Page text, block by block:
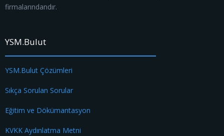
firmalarındandır.
YSM.Bulut
YSM.Bulut Çözümleri
Sıkça Sorulan Sorular
Eğitim ve Dökümantasyon
KVKK Aydınlatma Metni